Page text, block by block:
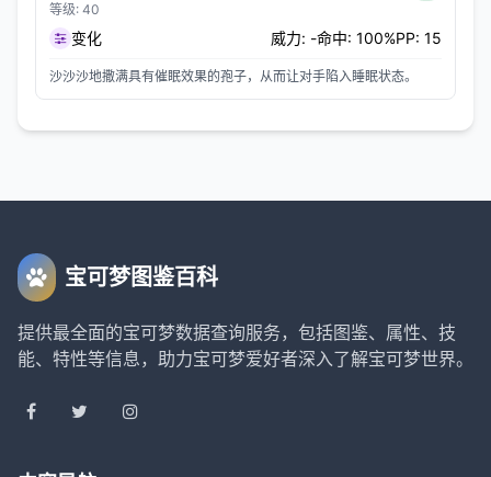
等级: 40
变化 威力: -命中: 100%PP: 15
沙沙沙地撒满具有催眠效果的孢子，从而让对手陷入睡眠状态。
宝可梦图鉴百科
提供最全面的宝可梦数据查询服务，包括图鉴、属性、技
能、特性等信息，助力宝可梦爱好者深入了解宝可梦世界。